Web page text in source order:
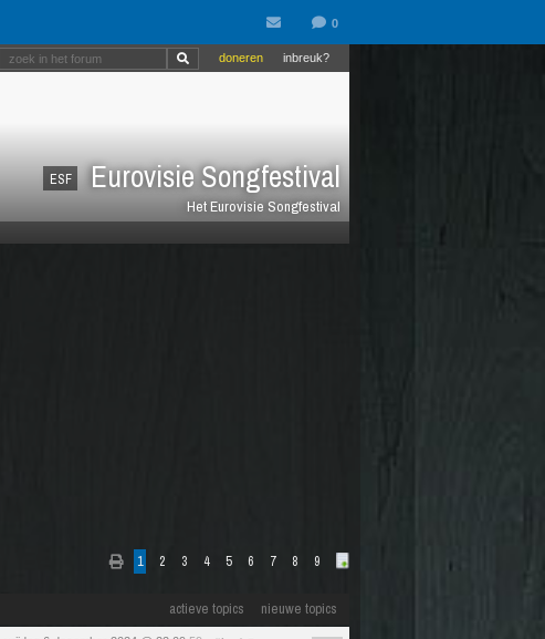
ESF Eurovisie Songfestival
Het Eurovisie Songfestival
inbreuk?
doneren
1 2 3 4 5 6 7 8 9
actieve topics nieuwe topics